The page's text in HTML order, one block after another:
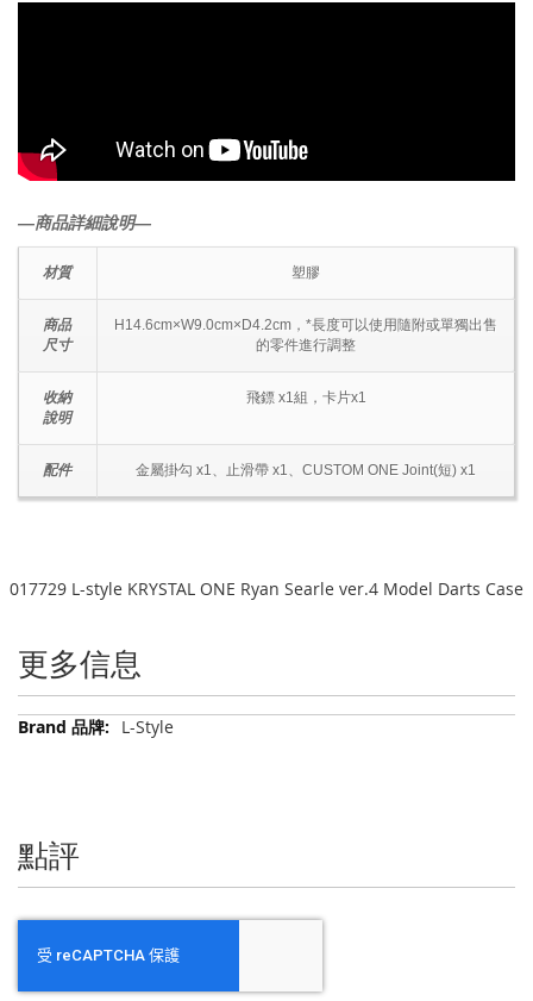
―商品詳細說明―
材質 塑膠
商品
尺寸
H14.6cm×W9.0cm×D4.2cm，*長度可以使用隨附或單獨出售
的零件進行調整
收納
說明
飛鏢 x1組，卡片x1
配件 金屬掛勾 x1、止滑帶 x1、CUSTOM ONE Joint(短) x1
017729 L-style KRYSTAL ONE Ryan Searle ver.4 Model Darts Case
更多信息
更
L-Style
點評